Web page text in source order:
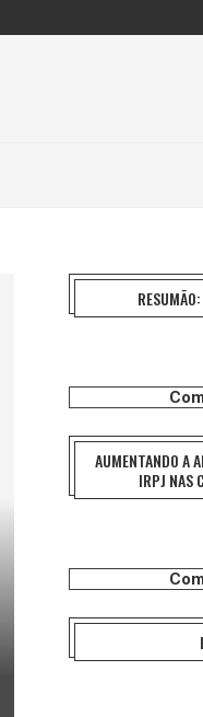
AUMENTANDO A
IRPJ NAS